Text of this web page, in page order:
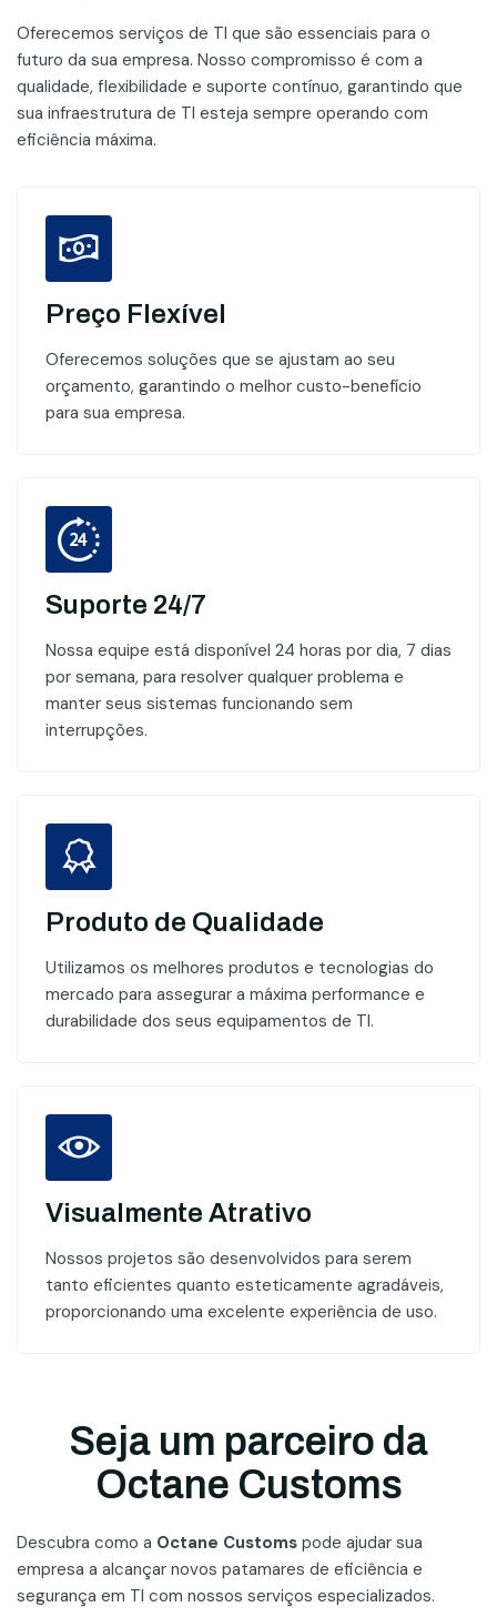
Oferecemos serviços de TI que são essenciais para o
futuro da sua empresa. Nosso compromisso é com a
qualidade, flexibilidade e suporte contínuo, garantindo que
sua infraestrutura de TI esteja sempre operando com
eficiência máxima.
Preço Flexível
Oferecemos soluções que se ajustam ao seu
orçamento, garantindo o melhor custo-benefício
para sua empresa.
Suporte 24/7
Nossa equipe está disponível 24 horas por dia, 7 dias
por semana, para resolver qualquer problema e
manter seus sistemas funcionando sem
interrupções.
Produto de Qualidade
Utilizamos os melhores produtos e tecnologias do
mercado para assegurar a máxima performance e
durabilidade dos seus equipamentos de TI.
Visualmente Atrativo
Nossos projetos são desenvolvidos para serem
tanto eficientes quanto esteticamente agradáveis,
proporcionando uma excelente experiência de uso.
Seja um parceiro da
Octane Customs
Descubra como a Octane Customs pode ajudar sua
empresa a alcançar novos patamares de eficiência e
segurança em TI com nossos serviços especializados.